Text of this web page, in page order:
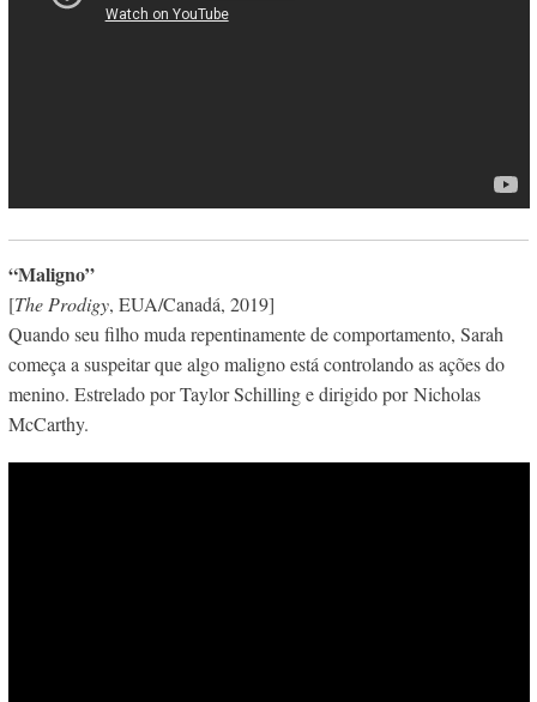
“Maligno”
[The Prodigy, EUA/Canadá, 2019]
Quando seu filho muda repentinamente de comportamento, Sarah
começa a suspeitar que algo maligno está controlando as ações do
menino. Estrelado por Taylor Schilling e dirigido por Nicholas
McCarthy.